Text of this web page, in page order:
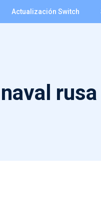
Actualización Switch